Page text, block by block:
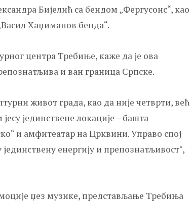
Бијелић са бендом „Фергусонс“, као
Хаџиманов бенда“.
центра Требиње, каже да је ова
и ван граница Српске.
живот града, као да није четврти, већ
јединствене локације – башта
и амфитеатар на Црквини. Управо спој
енергију и препознатљивост",
џез музике, представљање Требиња